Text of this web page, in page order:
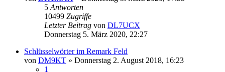
5 Antworten
10499 Zugriffe
Letzter Beitrag von DL7UCX
Donnerstag 5. März 2020, 22:27
Schlüsselwörter im Remark Feld
von DM9KT » Donnerstag 2. August 2018, 16:23
1